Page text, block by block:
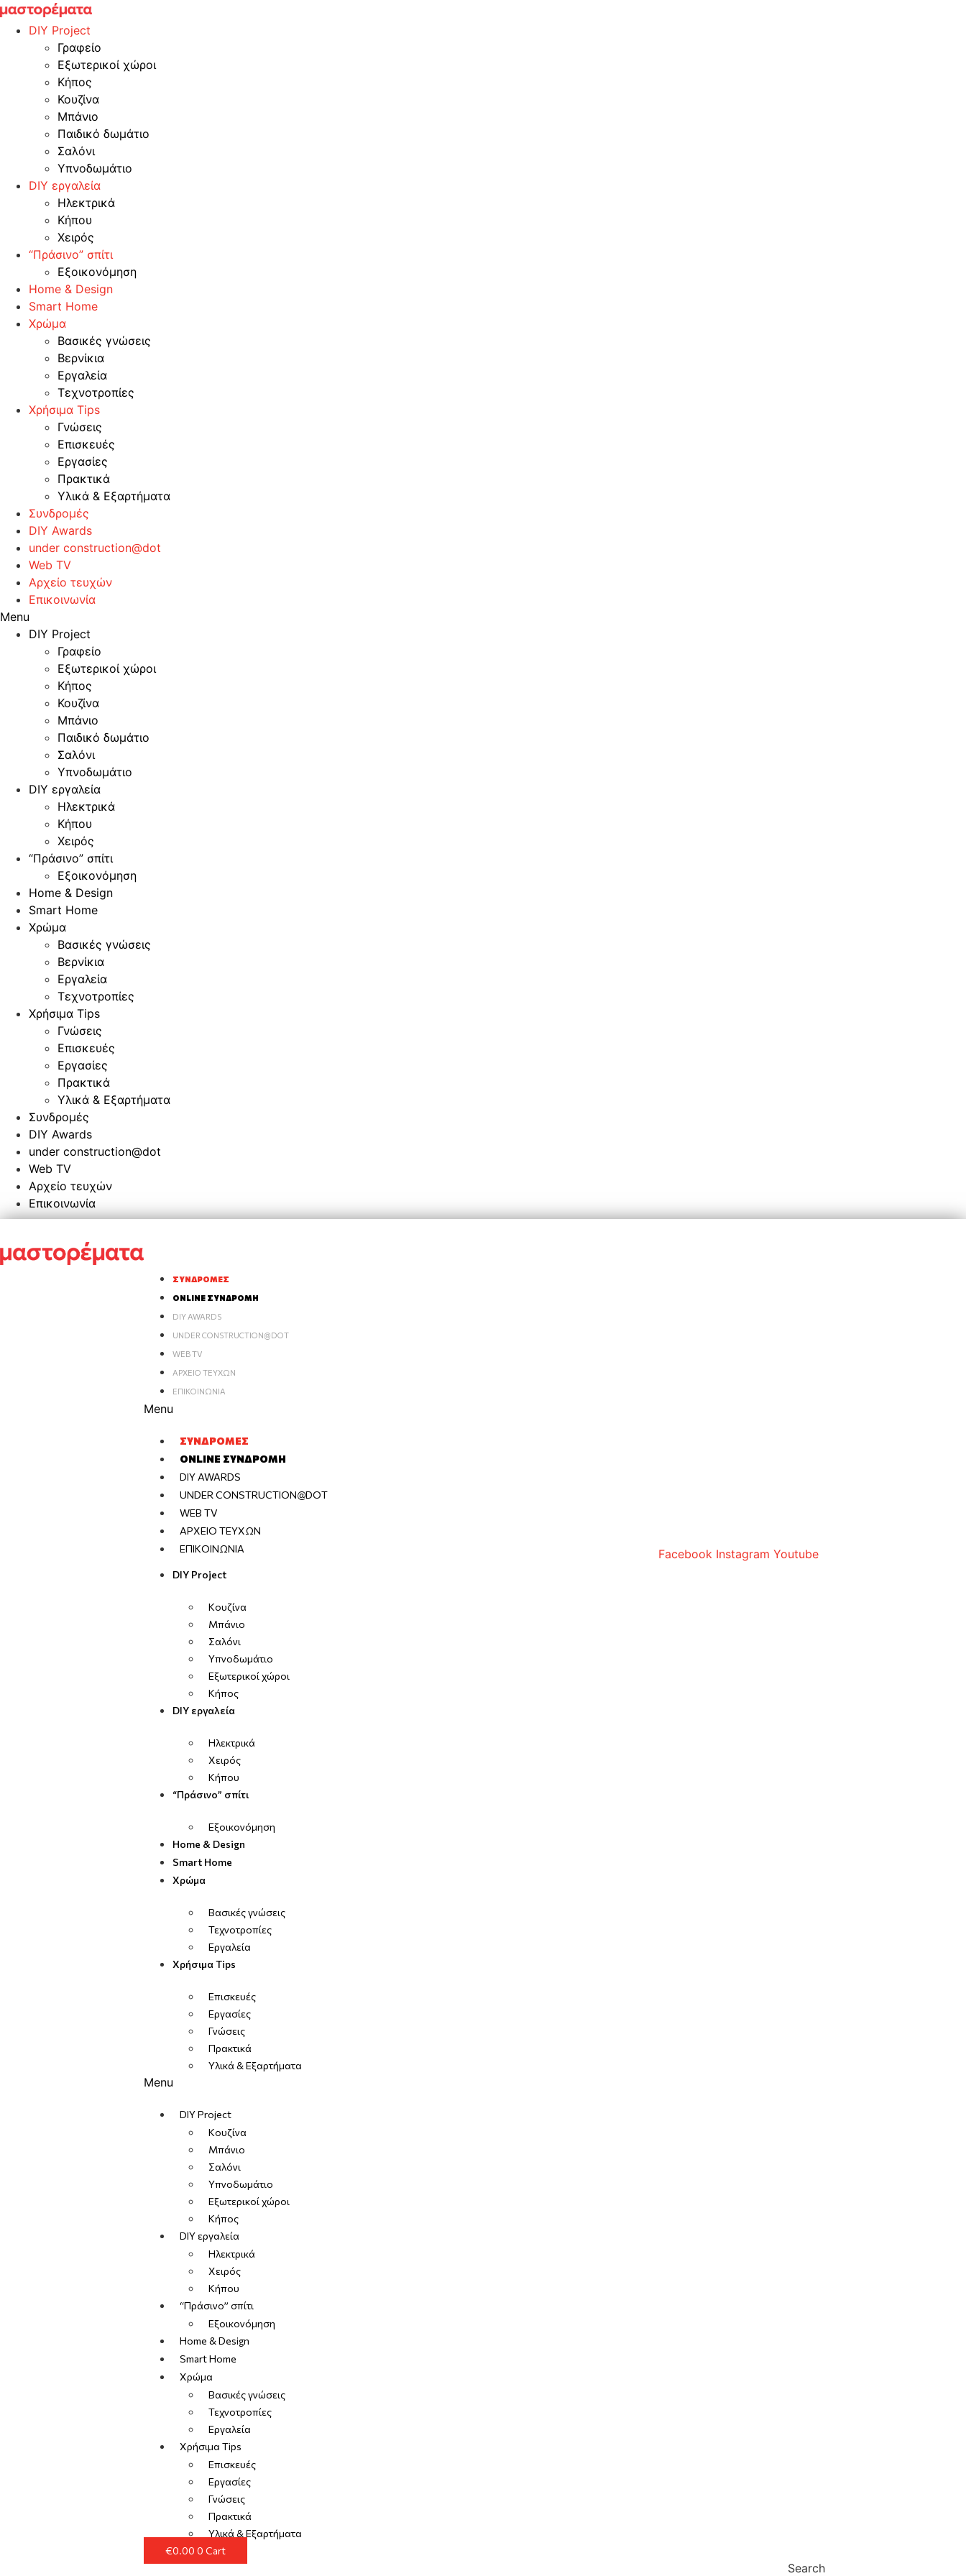
Skip
DIY Project
Γραφείο
Εξωτερικοί χώροι
Κήπος
Κουζίνα
Μπάνιο
Παιδικό δωμάτιο
Σαλόνι
Υπνοδωμάτιο
DIY εργαλεία
Ηλεκτρικά
Κήπου
Χειρός
“Πράσινο” σπίτι
Εξοικονόμηση
Home & Design
Smart Home
Χρώμα
Βασικές γνώσεις
Βερνίκια
Εργαλεία
Τεχνοτροπίες
Χρήσιμα Tips
Γνώσεις
Επισκευές
Εργασίες
Πρακτικά
Υλικά & Εξαρτήματα
Συνδρομές
DIY Awards
under construction@dot
Web TV
Αρχείο τευχών
Επικοινωνία
Menu
DIY Project
Γραφείο
Εξωτερικοί χώροι
Κήπος
Κουζίνα
Μπάνιο
Παιδικό δωμάτιο
Σαλόνι
Υπνοδωμάτιο
DIY εργαλεία
Ηλεκτρικά
Κήπου
Χειρός
“Πράσινο” σπίτι
Εξοικονόμηση
Home & Design
Smart Home
Χρώμα
Βασικές γνώσεις
Βερνίκια
Εργαλεία
Τεχνοτροπίες
Χρήσιμα Tips
Γνώσεις
Επισκευές
Εργασίες
Πρακτικά
Υλικά & Εξαρτήματα
Συνδρομές
DIY Awards
under construction@dot
Web TV
Αρχείο τευχών
Επικοινωνία
ΣΥΝΔΡΟΜΈΣ
ONLINE ΣΥΝΔΡΟΜΉ
DIY AWARDS
UNDER CONSTRUCTION@DOT
WEB TV
ΑΡΧΕΊΟ ΤΕΥΧΏΝ
ΕΠΙΚΟΙΝΩΝΊΑ
Menu
ΣΥΝΔΡΟΜΈΣ
ONLINE ΣΥΝΔΡΟΜΉ
DIY AWARDS
UNDER CONSTRUCTION@DOT
WEB TV
ΑΡΧΕΊΟ ΤΕΥΧΏΝ
ΕΠΙΚΟΙΝΩΝΊΑ
Facebook Instagram Youtube
DIY Project
Κουζίνα
Μπάνιο
Σαλόνι
Υπνοδωμάτιο
Εξωτερικοί χώροι
Κήπος
DIY εργαλεία
Ηλεκτρικά
Χειρός
Κήπου
“Πράσινο” σπίτι
Εξοικονόμηση
Home & Design
Smart Home
Χρώμα
Βασικές γνώσεις
Τεχνοτροπίες
Εργαλεία
Χρήσιμα Tips
Επισκευές
Εργασίες
Γνώσεις
Πρακτικά
Υλικά & Εξαρτήματα
Menu
DIY Project
Κουζίνα
Μπάνιο
Σαλόνι
Υπνοδωμάτιο
Εξωτερικοί χώροι
Κήπος
DIY εργαλεία
Ηλεκτρικά
Χειρός
Κήπου
“Πράσινο” σπίτι
Εξοικονόμηση
Home & Design
Smart Home
Χρώμα
Βασικές γνώσεις
Τεχνοτροπίες
Εργαλεία
Χρήσιμα Tips
Επισκευές
Εργασίες
Γνώσεις
Πρακτικά
Υλικά & Εξαρτήματα
€0.00 0 Cart
Search